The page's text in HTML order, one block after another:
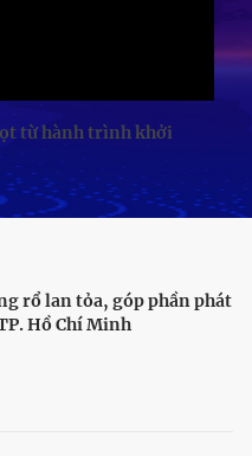
từ hành trình khởi
rổ lan tỏa, góp phần phát
Hồ Chí Minh